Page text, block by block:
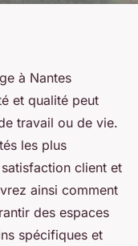
de
des
à Nantes
et qualité peut
travail ou de vie.
les plus
client et
ainsi comment
des espaces
spécifiques et